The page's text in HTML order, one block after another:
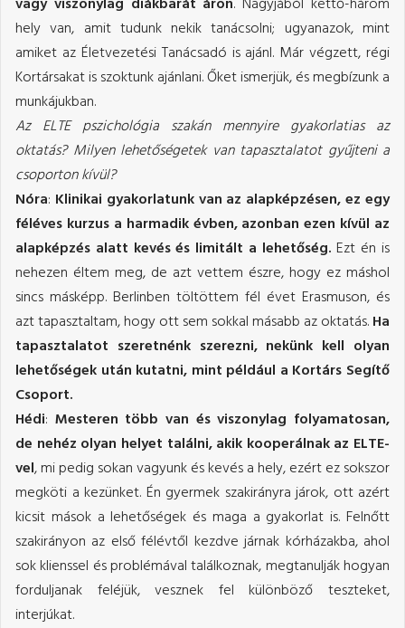
hely van, amit tudunk nekik tanácsolni; ugyanazok, mint
amiket az Életvezetési Tanácsadó is ajánl. Már végzett, régi
Kortársakat is szoktunk ajánlani. Őket ismerjük, és megbízunk a
munkájukban.
Az ELTE pszichológia szakán mennyire gyakorlatias az
oktatás? Milyen lehetőségetek van tapasztalatot gyűjteni a
csoporton kívül?
Nóra: Klinikai gyakorlatunk van az alapképzésen, ez egy
féléves kurzus a harmadik évben, azonban ezen kívül az
alapképzés alatt kevés és limitált a lehetőség. Ezt én is
nehezen éltem meg, de azt vettem észre, hogy ez máshol
sincs másképp. Berlinben töltöttem fél évet Erasmuson, és
azt tapasztaltam, hogy ott sem sokkal másabb az oktatás.Ha
tapasztalatot szeretnénk szerezni, nekünk kell olyan
lehetőségek után kutatni, mint például a Kortárs Segítő
Csoport.
Hédi: Mesteren több van és viszonylag folyamatosan,
de nehéz olyan helyet találni, akik kooperálnak az ELTE-
vel, mi pedig sokan vagyunk és kevés a hely, ezért ez sokszor
megköti a kezünket. Én gyermek szakirányra járok, ott azért
kicsit mások a lehetőségek és maga a gyakorlat is. Felnőtt
szakirányon az első félévtől kezdve járnak kórházakba, ahol
sok klienssel és problémával találkoznak, megtanulják hogyan
forduljanak feléjük, vesznek fel különböző teszteket,
interjúkat.